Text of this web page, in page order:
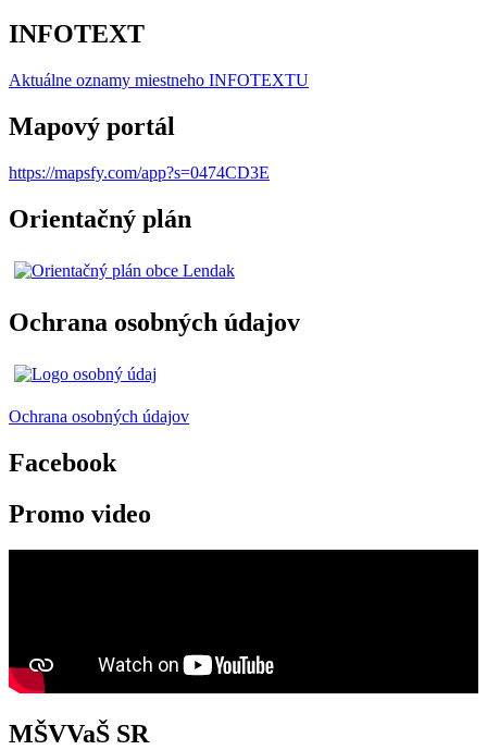
INFOTEXT
Aktuálne oznamy miestneho INFOTEXTU
Mapový portál
https://mapsfy.com/app?s=0474CD3E
Orientačný plán
Ochrana osobných údajov
Ochrana osobných údajov
Facebook
Promo video
MŠVVaŠ SR